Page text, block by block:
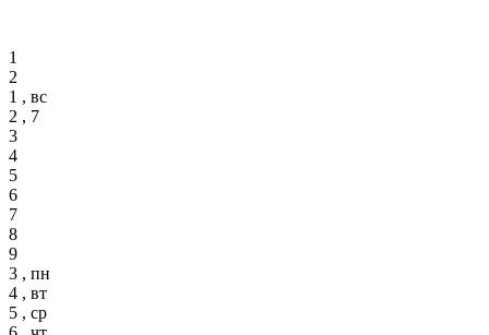
1
2
1 , вс
2 , 7
3
4
5
6
7
8
9
3 , пн
4 , вт
5 , ср